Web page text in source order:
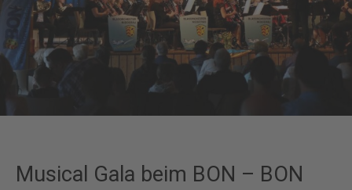
Musical Gala beim BON – BON